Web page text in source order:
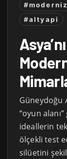
#altyapi
Güneydoğu
“oyun
ideallerin
ölçekli test
silüetini